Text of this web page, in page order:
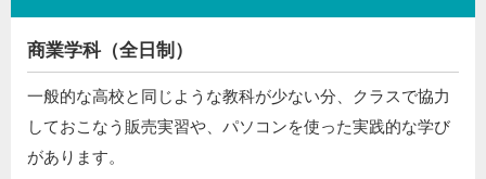
商業学科（全日制）
一般的な高校と同じような教科が少ない分、クラスで協力
しておこなう販売実習や、パソコンを使った実践的な学び
があります。